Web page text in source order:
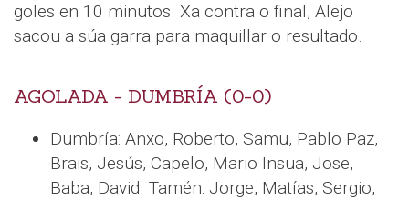
goles en 10 minutos. Xa contra o final, Alejo
sacou a súa garra para maquillar o resultado.
AGOLADA - DUMBRÍA (0-0)
Dumbría: Anxo, Roberto, Samu, Pablo Paz,
Brais, Jesús, Capelo, Mario Insua, Jose,
Baba, David. Tamén: Jorge, Matías, Sergio,